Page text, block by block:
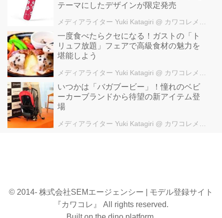
テーマにしたデザインが限定発売
メディアライター Yuki Katagiri @ カワコレメディア編集部
一度食べたらクセになる！ガストの「ト
リュフ放題」フェアで高級食材の魅力を
堪能しよう
メディアライター Yuki Katagiri @ カワコレメディア編集部
いつかは「バガブービー」！憧れのベビ
ーカーブランドから待望の新アイテム登
場
メディアライター Yuki Katagiri @ カワコレメディア編集部
© 2014- 株式会社SEMエージェンシー | モデル登録サイト
『カワコレ』 All rights reserved.